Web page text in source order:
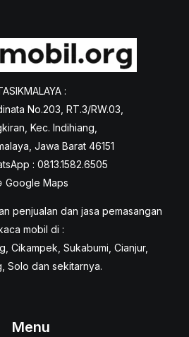
:
No.203, RT.3/RW.03,
Kec. Indihiang,
Jawa Barat 46151
: 0813.1582.6505
Google Maps
penjualan dan jasa pemasangan
mobil di :
Cikampek, Sukabumi, Cianjur,
Solo dan sekitarnya.
Menu